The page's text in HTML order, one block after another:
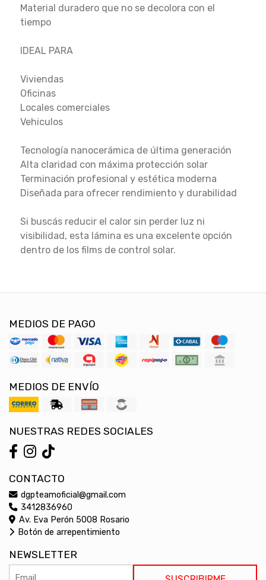
Material duradero que no se decolora con el
tiempo
IDEAL PARA
Viviendas
Oficinas
Locales comerciales
Vehiculos
Tecnología nanocerámica de última generación
Alta claridad con máxima protección solar
Terminación profesional y estética moderna
Diseñada para ofrecer rendimiento y durabilidad
Si buscás reducir el calor sin perder luz ni
visibilidad, esta lámina es una excelente opción
dentro de los films de control solar.
MEDIOS DE PAGO
MEDIOS DE ENVÍO
NUESTRAS REDES SOCIALES
CONTACTO
dgpteamoficial@gmail.com
3412836960
Av. Eva Perón 5008 Rosario
Botón de arrepentimiento
NEWSLETTER